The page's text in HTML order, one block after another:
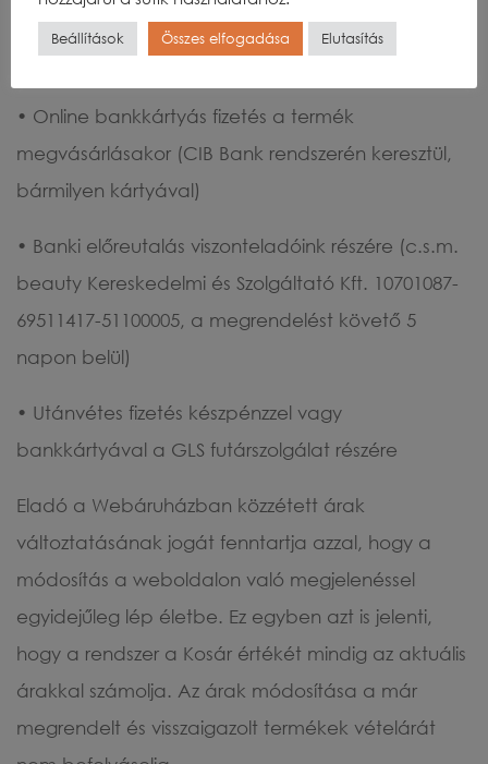
Megrendeléskor a Vevő a következő fizetési
módok közül választhat:
• Online bankkártyás fizetés a termék
megvásárlásakor (CIB Bank rendszerén keresztül,
bármilyen kártyával)
• Banki előreutalás viszonteladóink részére (c.s.m.
beauty Kereskedelmi és Szolgáltató Kft. 10701087-
69511417-51100005, a megrendelést követő 5
napon belül)
• Utánvétes fizetés készpénzzel vagy
bankkártyával a GLS futárszolgálat részére
Eladó a Webáruházban közzétett árak
változtatásának jogát fenntartja azzal, hogy a
módosítás a weboldalon való megjelenéssel
egyidejűleg lép életbe. Ez egyben azt is jelenti,
hogy a rendszer a Kosár értékét mindig az aktuális
árakkal számolja. Az árak módosítása a már
megrendelt és visszaigazolt termékek vételárát
Beállítások Összes elfogadása Elutasítás